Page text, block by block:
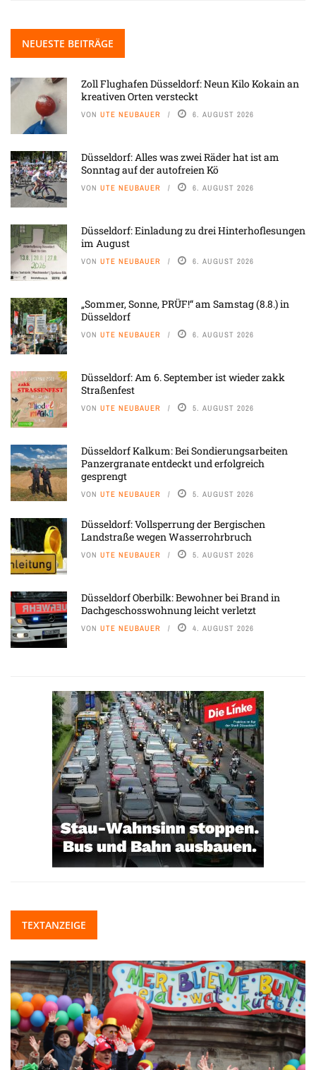
NEUESTE BEITRÄGE
Zoll Flughafen Düsseldorf: Neun Kilo Kokain an
kreativen Orten versteckt
VON UTE NEUBAUER 6. AUGUST 2026
Düsseldorf: Alles was zwei Räder hat ist am
Sonntag auf der autofreien Kö
VON UTE NEUBAUER 6. AUGUST 2026
Düsseldorf: Einladung zu drei Hinterhoflesungen
im August
VON UTE NEUBAUER 6. AUGUST 2026
„Sommer, Sonne, PRÜF!“ am Samstag (8.8.) in
Düsseldorf
VON UTE NEUBAUER 6. AUGUST 2026
Düsseldorf: Am 6. September ist wieder zakk
Straßenfest
VON UTE NEUBAUER 5. AUGUST 2026
Düsseldorf Kalkum: Bei Sondierungsarbeiten
Panzergranate entdeckt und erfolgreich
gesprengt
VON UTE NEUBAUER 5. AUGUST 2026
Düsseldorf: Vollsperrung der Bergischen
Landstraße wegen Wasserrohrbruch
VON UTE NEUBAUER 5. AUGUST 2026
Düsseldorf Oberbilk: Bewohner bei Brand in
Dachgeschosswohnung leicht verletzt
VON UTE NEUBAUER 4. AUGUST 2026
TEXTANZEIGE